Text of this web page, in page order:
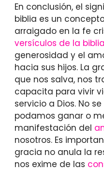
En conclusión, el
biblia es un
arraigado en la fe
versículos de la biblia
generosidad y el
hacia sus hijos. La
que nos salva, nos
capacita para vivir
servicio a Dios. No
podamos ganar o
manifestación del
nosotros. Es
gracia no anula la
nos exime de las